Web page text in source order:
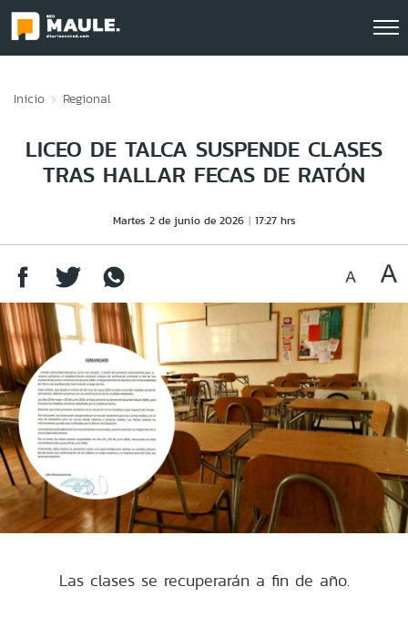
Inicio Regional
LICEO DE TALCA SUSPENDE CLASES
TRAS HALLAR FECAS DE RATÓN
Martes 2 de junio de 2026 17:27 hrs
Las clases se recuperarán a fin de año.